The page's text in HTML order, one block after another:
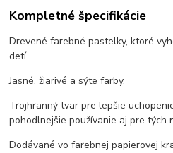
Kompletné špecifikácie
Drevené farebné pastelky, ktoré
detí.
Jasné, žiarivé a sýte farby.
Trojhranný tvar pre lepšie
pohodlnejšie používanie aj pre tých
Dodávané vo farebnej papierovej